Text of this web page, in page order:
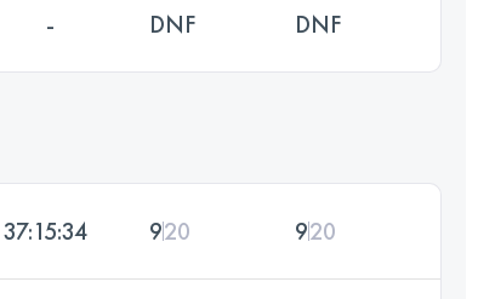
- DNF DNF
37:15:34 920 920